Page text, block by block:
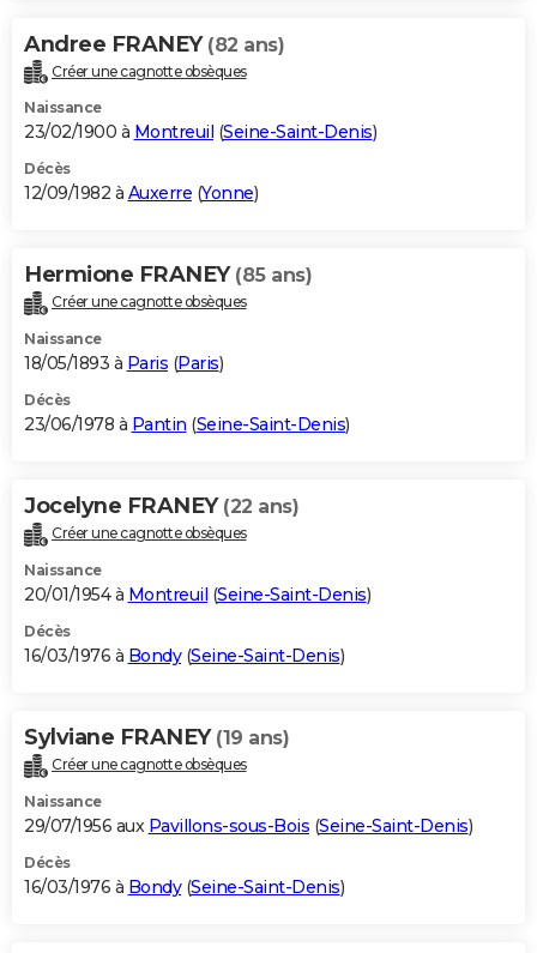
Andree FRANEY (82 ans)
Créer une cagnotte obsèques
Naissance
23/02/1900 à Montreuil (Seine-Saint-Denis)
Décès
12/09/1982 à Auxerre (Yonne)
Hermione FRANEY (85 ans)
Créer une cagnotte obsèques
Naissance
18/05/1893 à Paris (Paris)
Décès
23/06/1978 à Pantin (Seine-Saint-Denis)
Jocelyne FRANEY (22 ans)
Créer une cagnotte obsèques
Naissance
20/01/1954 à Montreuil (Seine-Saint-Denis)
Décès
16/03/1976 à Bondy(Seine-Saint-Denis)
Sylviane FRANEY (19 ans)
Créer une cagnotte obsèques
Naissance
29/07/1956 aux Pavillons-sous-Bois (Seine-Saint-Denis)
Décès
16/03/1976 à Bondy(Seine-Saint-Denis)